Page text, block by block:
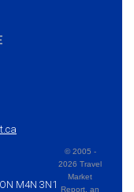
M4N 3N1
© 2005 -
2026 Travel
Market
Report, an